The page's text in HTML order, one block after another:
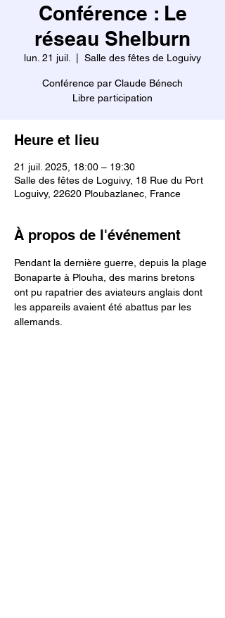
Conférence : Le
réseau Shelburn
lun. 21 juil. Salle des fêtes de Loguivy
Conférence par Claude Bénech
Libre participation
Heure et lieu
21 juil. 2025, 18:00 – 19:30
Salle des fêtes de Loguivy, 18 Rue du Port
Loguivy, 22620 Ploubazlanec, France
À propos de l'événement
Pendant la dernière guerre, depuis la plage
Bonaparte à Plouha, des marins bretons
ont pu rapatrier des aviateurs anglais dont
les appareils avaient été abattus par les
allemands.